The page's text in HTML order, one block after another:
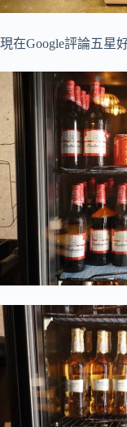
現在Google評論五星